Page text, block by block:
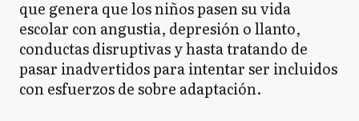
que genera que los niños pasen su vida
escolar con angustia, depresión o llanto,
conductas disruptivas y hasta tratando de
pasar inadvertidos para intentar ser incluidos
con esfuerzos de sobre adaptación.